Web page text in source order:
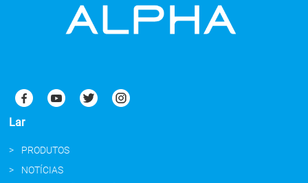
Lar
PRODUTOS
NOTÍCIAS